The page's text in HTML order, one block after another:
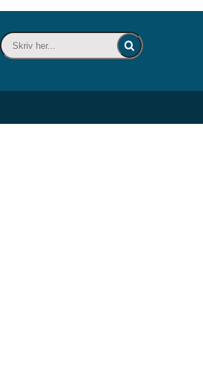
Skriv her... - Indsæt søgeord for at søge
Fold søgefelt ind